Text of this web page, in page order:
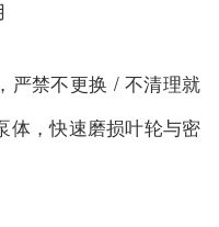
严禁不更换 / 不清理就
体，快速磨损叶轮与密